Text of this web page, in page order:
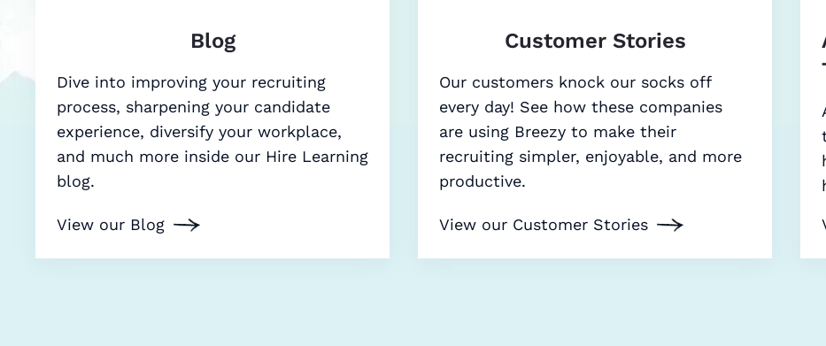
Blog
Dive into improving your recruiting
process, sharpening your candidate
experience, diversify your workplace,
and much more inside our Hire Learning
blog.
View our Blog
Customer Stories
Our customers knock our socks off
every day! See how these companies
are using Breezy to make their
recruiting simpler, enjoyable, and more
productive.
View our Customer Stories